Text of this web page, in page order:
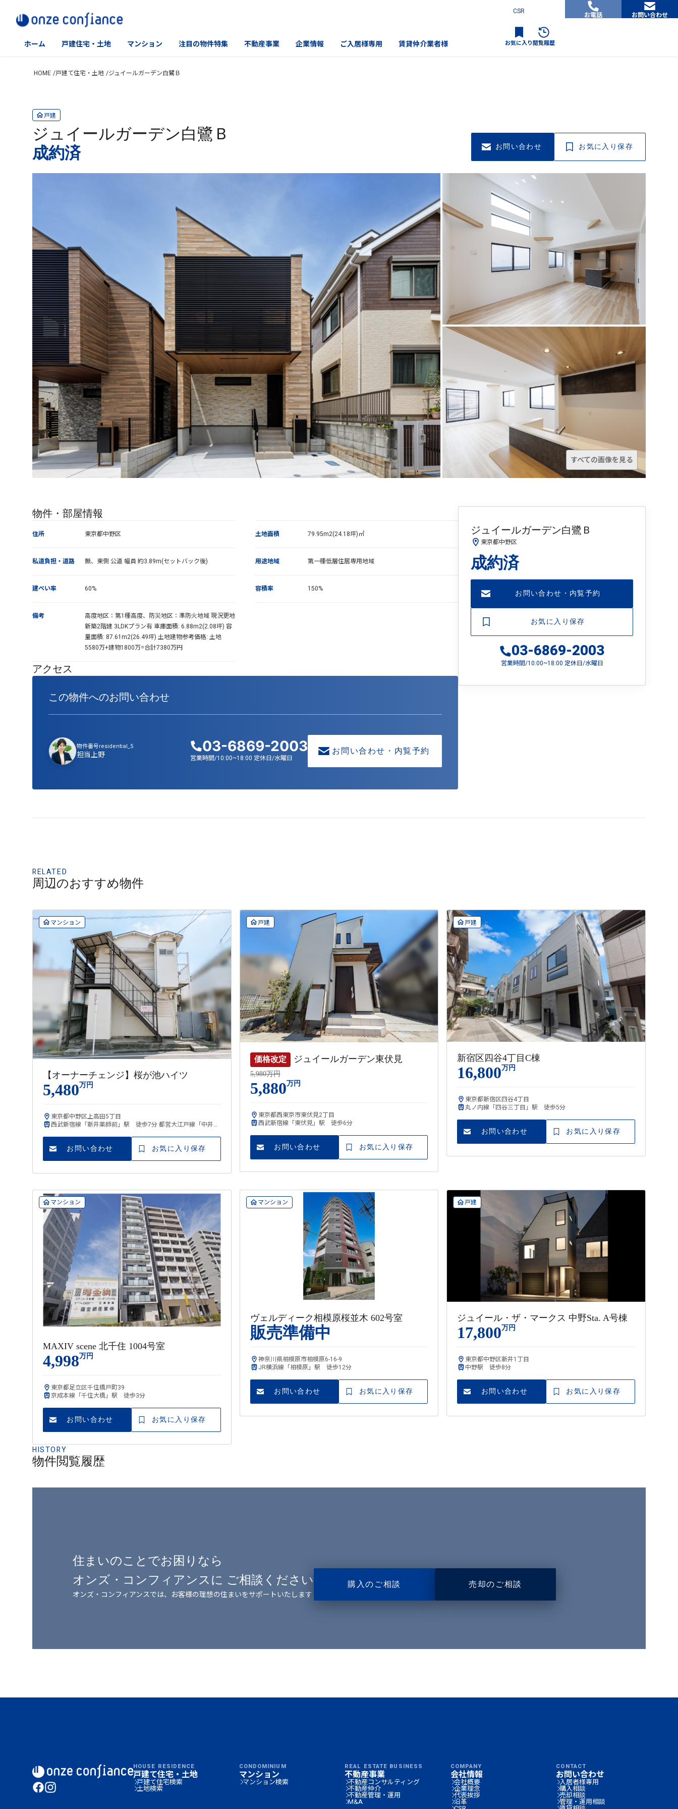
ホーム 戸建住宅・土地 マンション 注目の物件特集 不動産事業 企業情報 ご入居様専用 賃貸仲介業者様
CSR
お気に入り閲覧履歴
お電話 お問い合わせ
HOME 戸建て住宅・土地 ジュイールガーデン白鷺Ｂ
戸建
ジュイールガーデン白鷺Ｂ
成約済
お問い合わせ お気に入り保存
すべての画像を見る
物件・部屋情報
住所 東京都中野区 土地面積 79.95m2(24.18坪)㎡
私道負担・道路 無、東側 公道 幅員 約3.89m(セットバック後) 用途地域 第一種低層住居専用地域
建ぺい率 60% 容積率 150%
備考
高度地区：第1種高度、防災地区：準防火地域 現況更地
新築2階建 3LDKプラン有 車庫面積: 6.88m2(2.08坪) 容
量面積: 87.61m2(26.49坪) 土地建物参考価格: 土地
5580万+建物1800万=合計7380万円
アクセス
この物件へのお問い合わせ
物件番号residential_5
担当上野
03-6869-2003
営業時間/10:00~18:00 定休日/水曜日
お問い合わせ・内覧予約
ジュイールガーデン白鷺Ｂ
東京都中野区
成約済
お問い合わせ・内覧予約
お気に入り保存
03-6869-2003
営業時間/10:00~18:00 定休日/水曜日
RELATED
周辺のおすすめ物件
マンション
【オーナーチェンジ】桜が池ハイツ
5,480万円
東京都中野区上高田5丁目
西武新宿線「新井薬師前」駅 徒歩7分 都営大江戸線「中井」
お問い合わせ お気に入り保存
戸建
価格改定 ジュイールガーデン東伏見
5,980万円
5,880万円
東京都西東京市東伏見2丁目
西武新宿線「東伏見」駅 徒歩6分
お問い合わせ お気に入り保存
戸建
新宿区四谷4丁目C棟
16,800万円
東京都新宿区四谷4丁目
丸ノ内線「四谷三丁目」駅 徒歩5分
お問い合わせ お気に入り保存
マンション
MAXIV scene 北千住 1004号室
4,998万円
東京都足立区千住橋戸町39
京成本線「千住大橋」駅 徒歩3分
お問い合わせ お気に入り保存
マンション
ヴェルディーク相模原桜並木 602号室
販売準備中
神奈川県相模原市相模原6-16-9
JR横浜線「相模原」駅 徒歩12分
お問い合わせ お気に入り保存
戸建
ジュイール・ザ・マークス 中野Sta. A号棟
17,800万円
東京都中野区新井1丁目
中野駅 徒歩8分
お問い合わせ お気に入り保存
HISTORY
物件閲覧履歴
住まいのことでお困りなら
オンズ・コンフィアンスに ご相談ください
オンズ・コンフィアンスでは、 お客様の理想の住まいをサポートいたします
購入のご相談 売却のご相談
HOUSE RESIDENCE
戸建て住宅・土地
戸建て住宅検索
土地検索
CONDOMINIUM
マンション
マンション検索
REAL ESTATE BUSINESS
不動産事業
不動産コンサルティング
不動産仲介
不動産管理・運用
M&A
COMPANY
会社情報
会社概要
企業理念
代表挨拶
沿革
CONTACT
お問い合わせ
入居者様専用
購入相談
売却相談
管理・運用相談